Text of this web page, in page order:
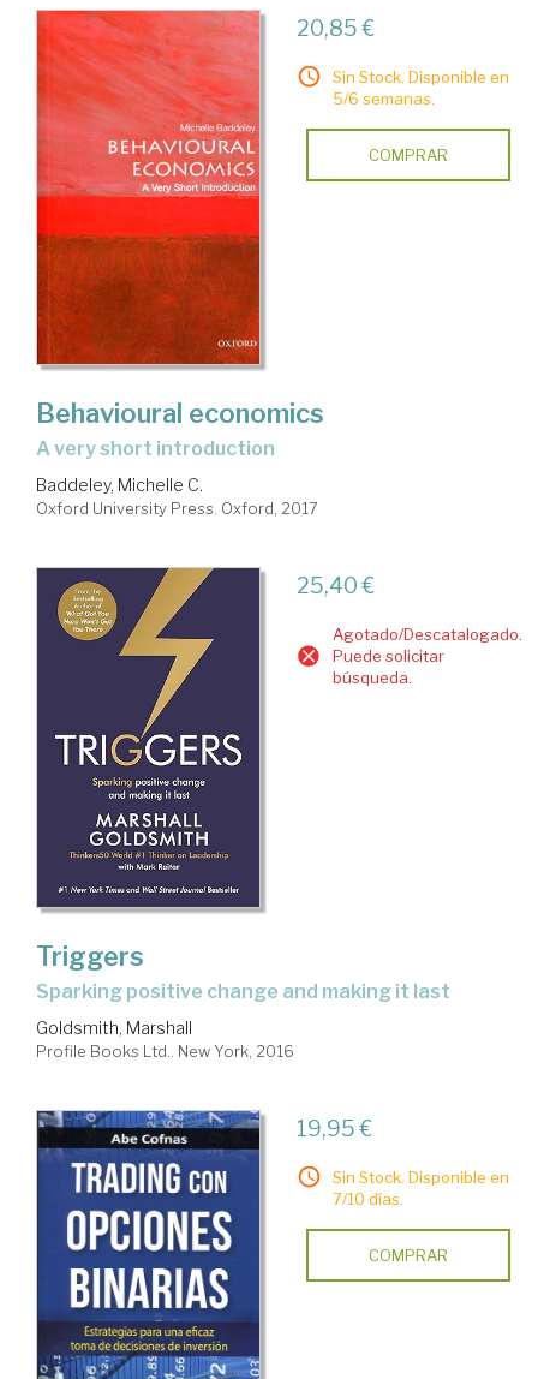
20,85 €
Sin Stock. Disponible en
5/6 semanas.
COMPRAR
Behavioural economics
a very short introduction
Baddeley, Michelle C.
Oxford University Press. Oxford, 2017
25,40 €
Agotado/Descatalogado.
Puede solicitar
búsqueda.
Triggers
sparking positive change and making it last
Goldsmith, Marshall
Profile Books Ltd.. New York, 2016
19,95 €
Sin Stock. Disponible en
7/10 días.
COMPRAR